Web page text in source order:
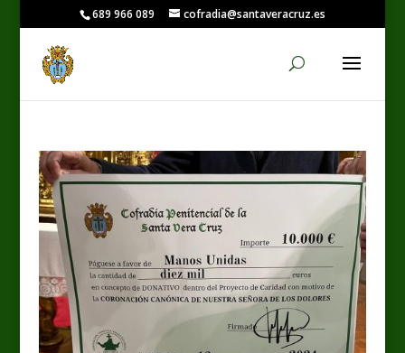
689 966 089 cofradia@santaveracruz.es